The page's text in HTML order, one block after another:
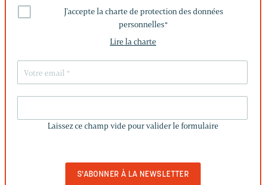
J'accepte la charte de protection des données
personnelles*
Lire la charte
CHAMP
Laissez ce champ vide pour valider le formulaire